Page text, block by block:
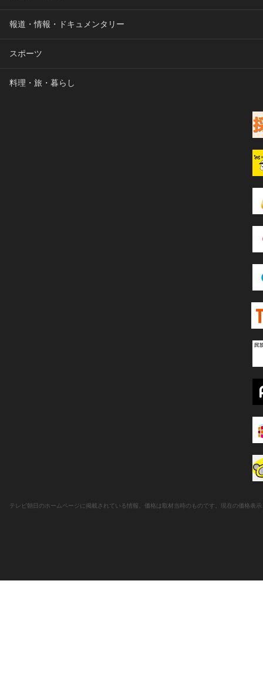
報道・情報・ドキュメンタリー
スポーツ
料理・旅・暮らし
テレビ朝日のホームページに掲載されている情報、価格は取材当時のものです。現在の価格表